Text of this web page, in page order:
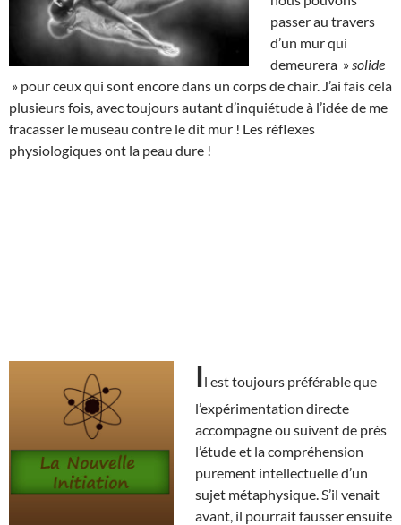
passer au travers
d’un mur qui
demeurera » solide
» pour ceux qui sont encore dans un corps de chair. J’ai fais cela
plusieurs fois, avec toujours autant d’inquiétude à l’idée de me
fracasser le museau contre le dit mur ! Les réflexes
physiologiques ont la peau dure !
Il est toujours préférable que
l’expérimentation directe
accompagne ou suivent de près
l’étude et la compréhension
purement intellectuelle d’un
sujet métaphysique. S’il venait
avant, il pourrait fausser ensuite